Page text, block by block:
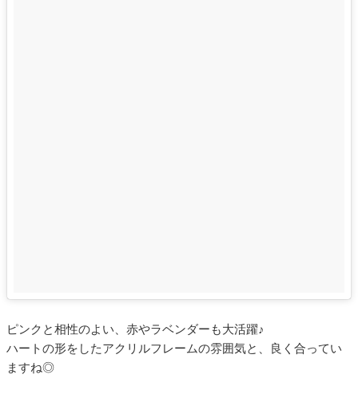
ピンクと相性のよい、赤やラベンダーも大活躍♪
ハートの形をしたアクリルフレームの雰囲気と、良く合ってい
ますね◎